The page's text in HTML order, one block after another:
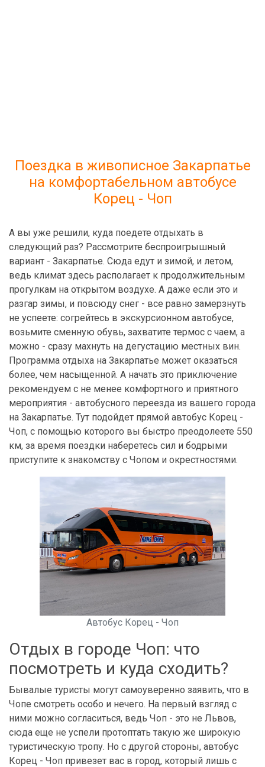
Поездка в живописное Закарпатье
на комфортабельном автобусе
Корец - Чоп
А вы уже решили, куда поедете отдыхать в
следующий раз? Рассмотрите беспроигрышный
вариант - Закарпатье. Сюда едут и зимой, и летом,
ведь климат здесь располагает к продолжительным
прогулкам на открытом воздухе. А даже если это и
разгар зимы, и повсюду снег - все равно замерзнуть
не успеете: согрейтесь в экскурсионном автобусе,
возьмите сменную обувь, захватите термос с чаем, а
можно - сразу махнуть на дегустацию местных вин.
Программа отдыха на Закарпатье может оказаться
более, чем насыщенной. А начать это приключение
рекомендуем с не менее комфортного и приятного
мероприятия - автобусного переезда из вашего города
на Закарпатье. Тут подойдет прямой автобус Корец -
Чоп, с помощью которого вы быстро преодолеете 550
км, за время поездки наберетесь сил и бодрыми
приступите к знакомству с Чопом и окрестностями.
Автобус Корец - Чоп
Отдых в городе Чоп: что
посмотреть и куда сходить?
Бывалые туристы могут самоуверенно заявить, что в
Чопе смотреть особо и нечего. На первый взгляд с
ними можно согласиться, ведь Чоп - это не Львов,
сюда еще не успели протоптать такую же широкую
туристическую тропу. Но с другой стороны, автобус
Корец - Чоп привезет вас в город, который лишь с